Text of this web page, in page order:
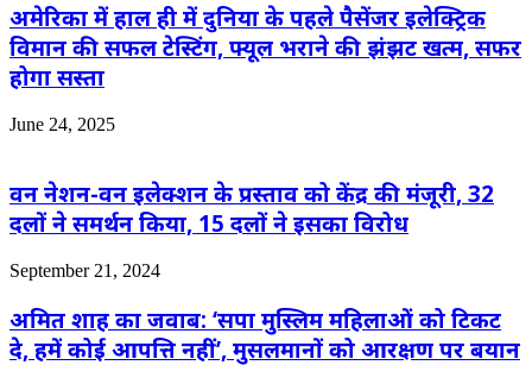
अमेरिका में हाल ही में दुनिया के पहले पैसेंजर इलेक्ट्रिक
विमान की सफल टेस्टिंग, फ्यूल भराने की झंझट खत्म, सफर
होगा सस्ता
June 24, 2025
वन नेशन-वन इलेक्शन के प्रस्ताव को केंद्र की मंजूरी, 32
दलों ने समर्थन किया, 15 दलों ने इसका विरोध
September 21, 2024
अमित शाह का जवाब: ‘सपा मुस्लिम महिलाओं को टिकट
दे, हमें कोई आपत्ति नहीं’, मुसलमानों को आरक्षण पर बयान